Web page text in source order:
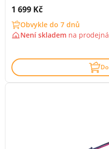
Cena s DPH:
1 699 Kč
Obvykle do 7 dnů
Není skladem na